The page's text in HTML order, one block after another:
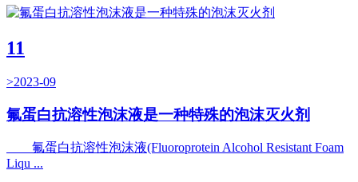
11
>2023-09
氟蛋白抗溶性泡沫液是一种特殊的泡沫灭火剂
氟蛋白抗溶性泡沫液(Fluoroprotein Alcohol Resistant Foam
Liqu ...